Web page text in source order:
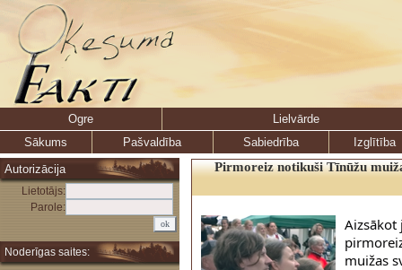
Ogre
Lielvārde
Sākums
Pašvaldība Sabiedrība
Izglītība
Autorizācija
Lietotājs:
Parole:
Noderīgas saites:
Pirmoreiz notikuši Tīnūžu
Aizsākot
muižas